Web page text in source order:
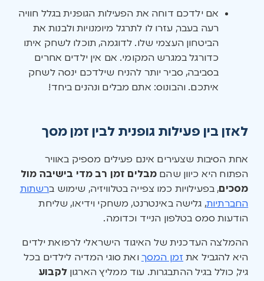
אם ילדכם דוחה את הפעילות הגופנית בגלל חוויה
רעה בעבר, עזרו לו לתרגל מיומנויות ולבנות את
הביטחון העצמי שלו. לדוגמה, תוכלו לשחק איתו
כדורגל במגרש המקומי. אם אין ילדים אחרים
בסביבה, סביר יותר להניח שילדכם ינסה לשחק
איתכם. והבונוס: אתם מבלים ונהנים ביחד!
לאזן בין פעילות גופנית לבין זמן מסך
אחת הסיבות שצעירים אינם פעילים מספיק באוויר
הפתוח היא כיוון שהם מבלים זמן רב מדי בישיבה מול
מסכים, בפעילויות כמו צפייה בטלוויזיה, שימוש ברשתות
החברתיות, גלישה באינטרנט, משחקי וידיאו, שליחת
הודעות סמס בטלפון הנייד וכדומה.
ההמלצה העדכנית של האיגוד הישראלי לרפואת ילדים
היא להגביל את זמן המסך ואת סוגי המדיה לילדים בכל
גיל, כולל בגיל ההתבגרות. עוד ממליץ הארגוןלקבוע